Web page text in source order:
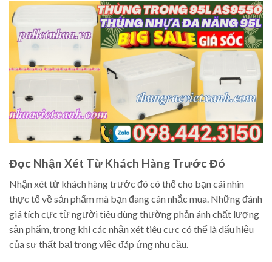
Đọc Nhận Xét Từ Khách Hàng Trước Đó
Nhận xét từ khách hàng trước đó có thể cho bạn cái nhìn
thực tế về sản phẩm mà bạn đang cân nhắc mua. Những đánh
giá tích cực từ người tiêu dùng thường phản ánh chất lượng
sản phẩm, trong khi các nhận xét tiêu cực có thể là dấu hiệu
của sự thất bại trong việc đáp ứng nhu cầu.